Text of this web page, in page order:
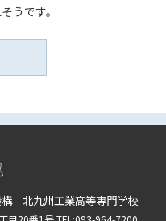
うです。
北九州工業高等専門学校